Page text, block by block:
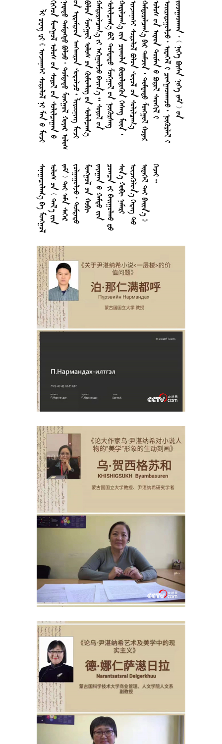
                                                                                     

































































































































































 